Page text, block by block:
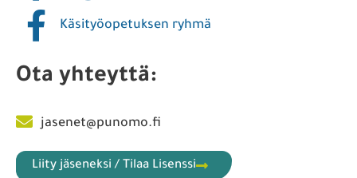
Käsityöopetuksen ryhmä
Ota yhteyttä:
jasenet@punomo.fi
Liity jäseneksi / Tilaa Lisenssi